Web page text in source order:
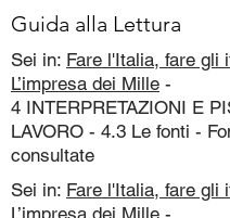
Guida alla Lettura
Sei in: Fare l'Italia, fare gli
L’impresa dei Mille -
4 INTERPRETAZIONI E
LAVORO - 4.3 Le fonti -
consultate
Sei in: Fare l'Italia, fare gli
L’impresa dei Mille -